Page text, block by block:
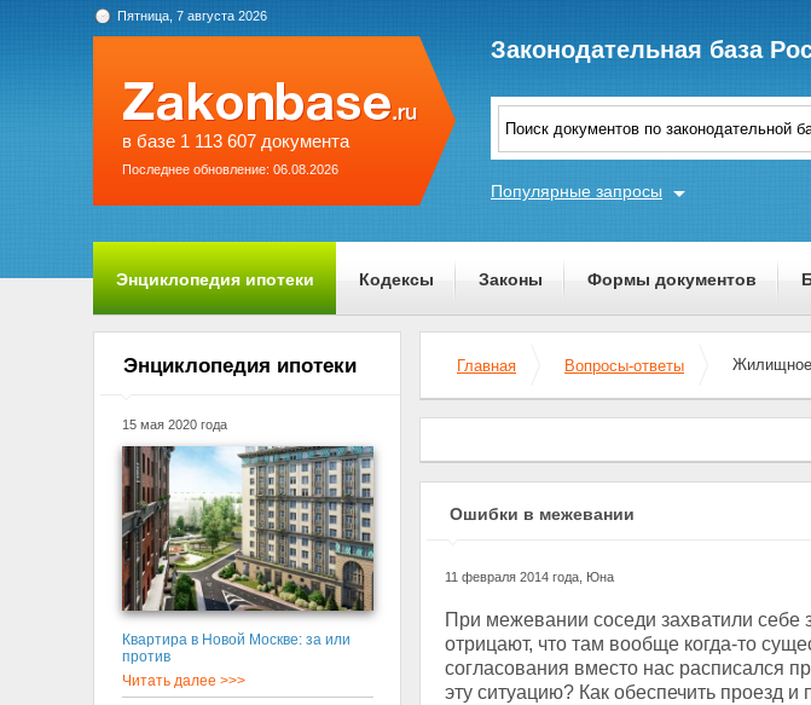
Пятница, 7 августа 2026
в базе 1 113 607 документа
Последнее обновление: 06.08.2026
Законодательная база
Популярные запросы
Энциклопедия ипотеки Кодексы Законы Формы документов
О проекте
Энциклопедия ипотеки
15 мая 2020 года
Квартира в Новой Москве: за или
против
Читать далее >>>
Главная Вопросы-ответы
Ошибки в межевании
11 февраля 2014 года, Юна
При межевании соседи захватили
отрицают, что там вообще когда-то
согласования вместо нас расписался
эту ситуацию? Как обеспечить проезд